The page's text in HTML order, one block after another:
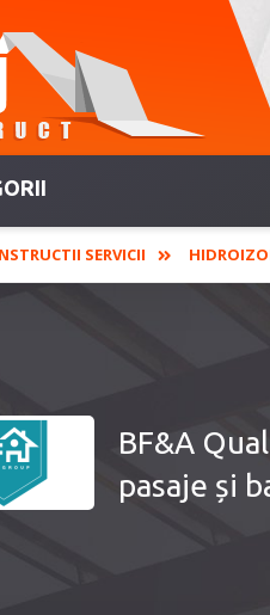
SERVICII
BF&A
pasaje și